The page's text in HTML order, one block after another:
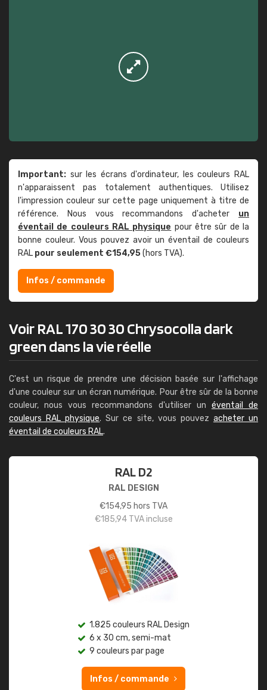
Important: sur les écrans d'ordinateur, les couleurs RAL
n'apparaissent pas totalement authentiques. Utilisez
l'impression couleur sur cette page uniquement à titre de
référence. Nous vous recommandons d'acheter un
éventail de couleurs RAL physique pour être sûr de la
bonne couleur. Vous pouvez avoir un éventail de couleurs
RAL pour seulement €154,95(hors TVA).
Infos / commande
Voir RAL 170 30 30 Chrysocolla dark
green dans la vie réelle
C'est un risque de prendre une décision basée sur l'affichage
d'une couleur sur un écran numérique. Pour être sûr de la bonne
couleur, nous vous recommandons d'utiliser un éventail de
couleurs RAL physique. Sur ce site, vous pouvez acheter un
éventail de couleurs RAL.
RAL D2
RAL DESIGN
€154,95 hors TVA
€185,94TVA incluse
1.825 couleurs RAL Design
6 x 30 cm, semi-mat
9 couleurs par page
Infos / commande